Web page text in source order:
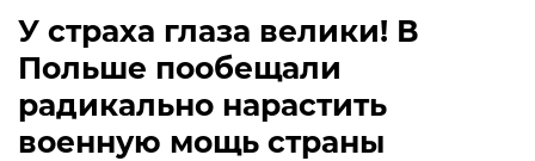
У страха глаза велики! В
Польше пообещали
радикально нарастить
военную мощь страны